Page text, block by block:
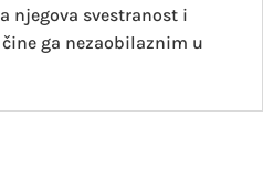
njegova svestranost i
ga nezaobilaznim u